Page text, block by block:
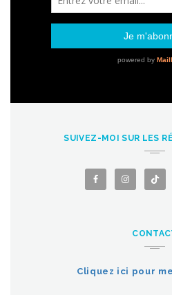
SUIVEZ-MOI SUR LES
Cliquez ici pour